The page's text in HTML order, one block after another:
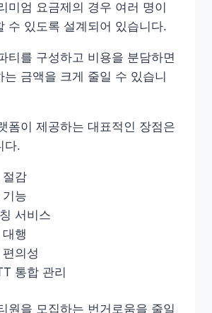
미엄 요금제의 경우 여러 명이
수 있도록 설계되어 있습니다.
티를 구성하고 비용을 분담하면
는 금액을 크게 줄일 수 있습니
폼이 제공하는 대표적인 장점은
다.
감
능
서비스
행
의성
통합 관리
원을 모집하는 번거로움을 줄일